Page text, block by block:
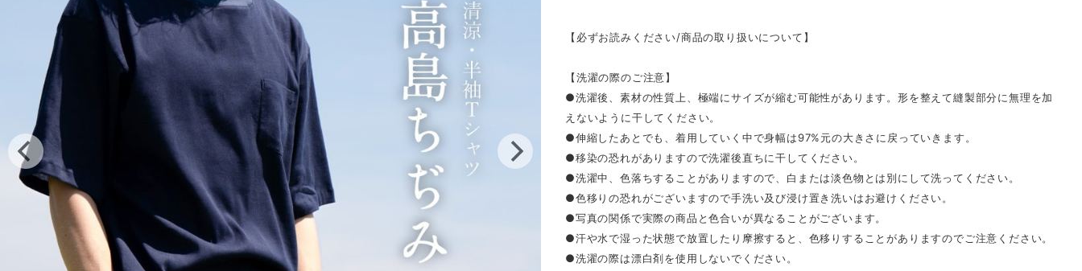
【必ずお読みください/商品の取り扱いについて】
【洗濯の際のご注意】
●洗濯後、素材の性質上、極端にサイズが縮む可能性があります。形を整えて縫製部分に無理を加
えないように干してください。
●伸縮したあとでも、着用していく中で身幅は97%元の大きさに戻っていきます。
●移染の恐れがありますので洗濯後直ちに干してください。
●洗濯中、色落ちすることがありますので、白または淡色物とは別にして洗ってください。
●色移りの恐れがございますので手洗い及び浸け置き洗いはお避けください。
●写真の関係で実際の商品と色合いが異なることがございます。
●汗や水で湿った状態で放置したり摩擦すると、色移りすることがありますのでご注意ください。
●洗濯の際は漂白剤を使用しないでください。